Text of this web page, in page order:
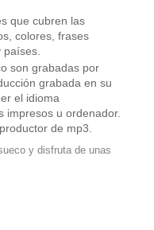
que cubren las
colores, frases
son grabadas por
grabada en su
el idioma
impresos u ordenador.
de mp3.
y disfruta de unas